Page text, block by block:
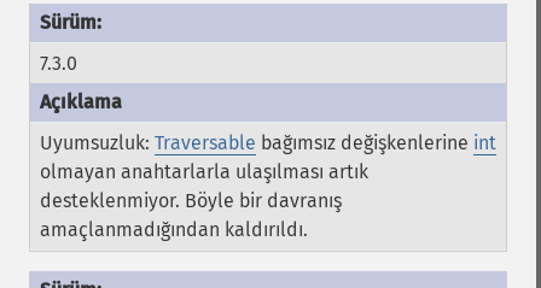
7.3.0
Uyumsuzluk: Traversable bağımsız değişkenlerine int
olmayan anahtarlarla ulaşılması artık
desteklenmiyor. Böyle bir davranış
amaçlanmadığından kaldırıldı.